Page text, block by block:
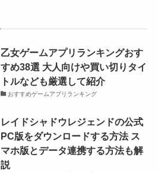
乙女ゲームアプリランキングおす
すめ38選 大人向けや買い切りタイ
トルなども厳選して紹介
おすすめゲームアプリランキング
レイドシャドウレジェンドの公式
PC版をダウンロードする方法 ス
マホ版とデータ連携する方法も解
説